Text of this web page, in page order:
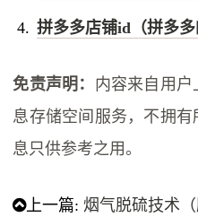
拼多多店铺id（拼多多
免责声明： 内容来自用
息存储空间服务，不拥
息只供参考之用。
上一篇:烟气脱硫技术（